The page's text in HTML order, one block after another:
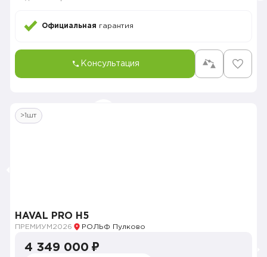
Официальная гарантия
Консультация
>1шт
HAVAL PRO H5
ПРЕМИУМ 2026 РОЛЬФ Пулково
4 349 000 ₽